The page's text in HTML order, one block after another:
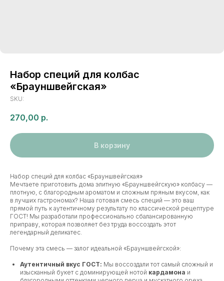
Набор специй для колбас
«Брауншвейгская»
SKU:
270,00 р.
В корзину
Набор специй для колбас «Брауншвейгская»
Мечтаете приготовить дома элитную «Брауншвейгскую» колбасу —
плотную, с благородным ароматом и сложным пряным вкусом, как
в лучших гастрономах? Наша готовая смесь специй — это ваш
прямой путь к аутентичному результату по классической рецептуре
ГОСТ! Мы разработали профессионально сбалансированную
приправу, которая позволяет без труда воссоздать этот
легендарный деликатес.
Почему эта смесь — залог идеальной «Брауншвейгской»:
Аутентичный вкус ГОСТ: Мы воссоздали тот самый сложный и
изысканный букет с доминирующей нотой кардамона и